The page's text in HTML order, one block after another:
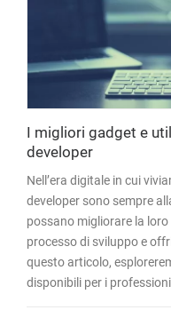
I migliori gadget e
developer
Nell’era digitale in cui
developer sono sempre
possano migliorare la
processo di sviluppo e
questo articolo,
disponibili per i